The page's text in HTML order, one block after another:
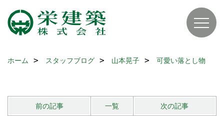
ホーム スタッフブログ 山本晃子 可愛い落とし物
前の記事 一覧 次の記事